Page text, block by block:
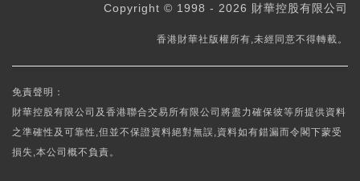
Copyright © 1998 - 2026 財華控股有限公司
香港財華社版權所有,未經同意不得轉載。
免責聲明：
財華控股有限公司及香港聯合交易所有限公司將盡力確保彼等所提供資料
之準確性及可靠性,但並不保證資料絕對無誤,資料如有錯漏而令閣下蒙受
損失,本公司概不負責。